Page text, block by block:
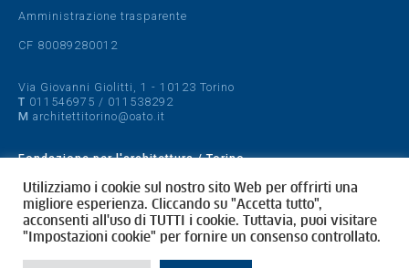
Amministrazione trasparente
CF 80089280012
Via Giovanni Giolitti, 1 - 10123 Torino
T 011546975 / 011538292
M architettitorino@oato.it
Fondazione per l'architettura / Torino
Designed by quattrolinee.it
Cookie Policy
Privacy Policy
Utilizziamo i cookie sul nostro sito Web per offrirti una
migliore esperienza. Cliccando su "Accetta tutto",
acconsenti all'uso di TUTTI i cookie. Tuttavia, puoi visitare
"Impostazioni cookie" per fornire un consenso controllato.